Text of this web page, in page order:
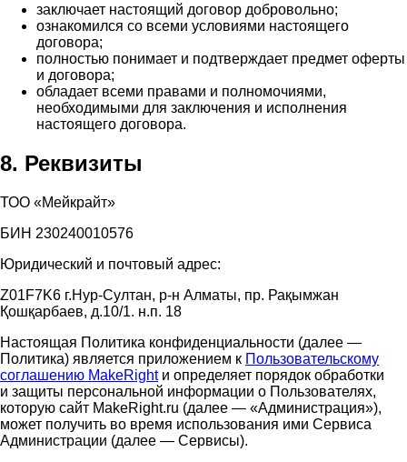
заключает настоящий договор добровольно;
ознакомился со всеми условиями настоящего
договора;
полностью понимает и подтверждает предмет оферты
и договора;
обладает всеми правами и полномочиями,
необходимыми для заключения и исполнения
настоящего договора.
8. Реквизиты
ТОО «Мейкрайт»
БИН 230240010576
Юридический и почтовый адрес:
Z01F7K6 г.Нур-Султан, р-н Алматы, пр. Рақымжан
Қошқарбаев, д.10/1. н.п. 18
Настоящая Политика конфиденциальности (далее —
Политика) является приложением к Пользовательскому
соглашению MakeRightи определяет порядок обработки
и защиты персональной информации о Пользователях,
которую сайт MakeRight.ru (далее — «Администрация»),
может получить во время использования ими Cервиса
Администрации (далее — Сервисы).